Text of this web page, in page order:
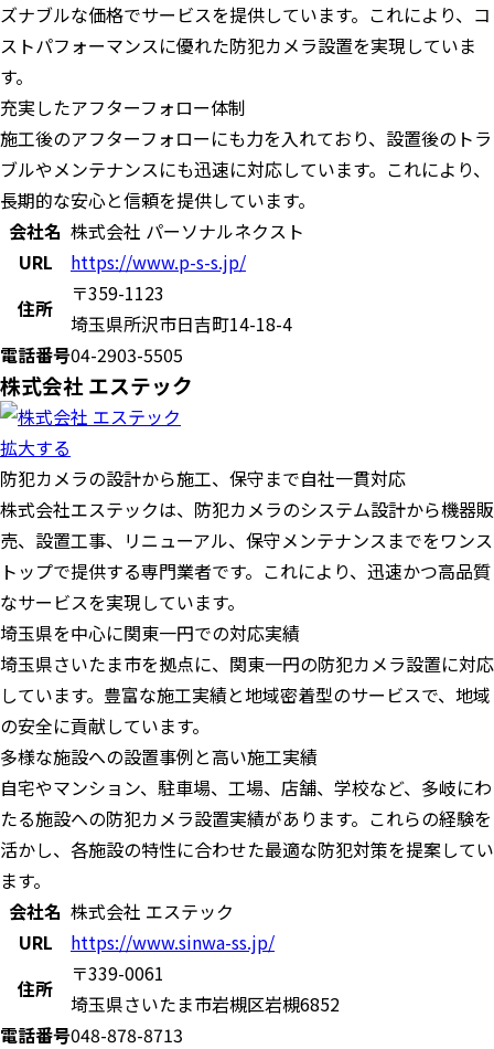
ズナブルな価格でサービスを提供しています。​これにより、コ
ストパフォーマンスに優れた防犯カメラ設置を実現していま
す。
充実したアフターフォロー体制
施工後のアフターフォローにも力を入れており、設置後のトラ
ブルやメンテナンスにも迅速に対応しています。​これにより、
長期的な安心と信頼を提供しています。
会社名 株式会社 パーソナルネクスト
URL
https://www.p-s-s.jp/
住所
〒359-1123
埼玉県所沢市日吉町14-18-4
電話番号04-2903-5505
株式会社 エステック
拡大する
防犯カメラの設計から施工、保守まで自社一貫対応
株式会社エステックは、防犯カメラのシステム設計から機器販
売、設置工事、リニューアル、保守メンテナンスまでをワンス
トップで提供する専門業者です。​これにより、迅速かつ高品質
なサービスを実現しています。
埼玉県を中心に関東一円での対応実績
埼玉県さいたま市を拠点に、関東一円の防犯カメラ設置に対応
しています。​豊富な施工実績と地域密着型のサービスで、地域
の安全に貢献しています。
多様な施設への設置事例と高い施工実績
自宅やマンション、駐車場、工場、店舗、学校など、多岐にわ
たる施設への防犯カメラ設置実績があります。​これらの経験を
活かし、各施設の特性に合わせた最適な防犯対策を提案してい
ます。
会社名 株式会社 エステック
URL
https://www.sinwa-ss.jp/
住所
〒339-0061
埼玉県さいたま市岩槻区岩槻6852
電話番号048-878-8713